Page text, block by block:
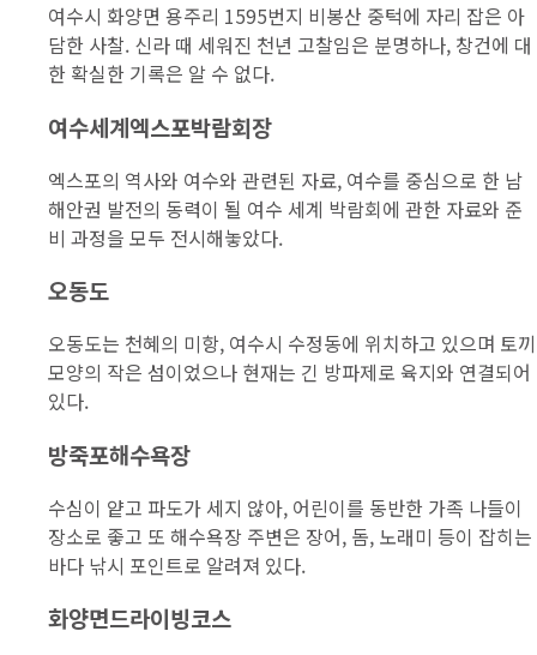
여수시 화양면 용주리 1595번지 비봉산 중턱에 자리 잡은 아
담한 사찰. 신라 때 세워진 천년 고찰임은 분명하나, 창건에 대
한 확실한 기록은 알 수 없다.
여수세계엑스포박람회장
엑스포의 역사와 여수와 관련된 자료, 여수를 중심으로 한 남
해안권 발전의 동력이 될 여수 세계 박람회에 관한 자료와 준
비 과정을 모두 전시해놓았다.
오동도
오동도는 천혜의 미항, 여수시 수정동에 위치하고 있으며 토끼
모양의 작은 섬이었으나 현재는 긴 방파제로 육지와 연결되어
있다.
방죽포해수욕장
수심이 얕고 파도가 세지 않아, 어린이를 동반한 가족 나들이
장소로 좋고 또 해수욕장 주변은 장어, 돔, 노래미 등이 잡히는
바다 낚시 포인트로 알려져 있다.
화양면드라이빙코스